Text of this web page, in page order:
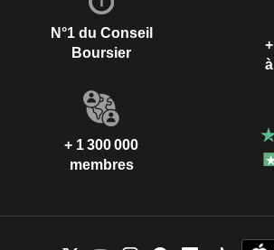
N°1 du Conseil
Boursier
+ 1 300 000
membres